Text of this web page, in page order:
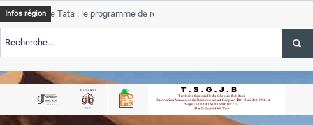
Infos région
Tata : le programme de rehabilitation post-inondations
TSGJB Tourisme : l’ONMT renforce l’aerien a Dakhla et
Tata
service
TSGJB Tourisme au Maroc : Transavia renforce les vols Paris-